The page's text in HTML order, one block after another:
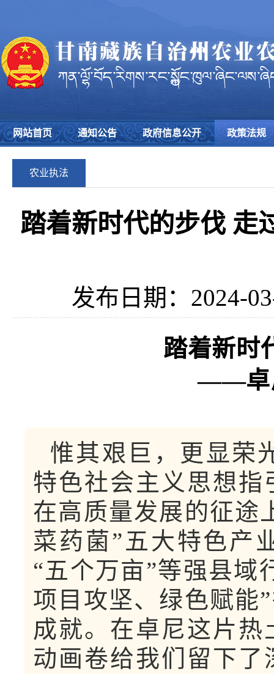
网站首页 通知公告 政府信息公开 政策法规
农业执法
踏着新时代的步伐
发布日期：2024-
踏着新时
——卓
惟其艰巨，更显荣
特色社会主义思想
在高质量发展的征途
菜药菌”五大特色产
“五个万亩”等强县域
项目攻坚、绿色赋能
成就。在卓尼这片
动画卷给我们留下